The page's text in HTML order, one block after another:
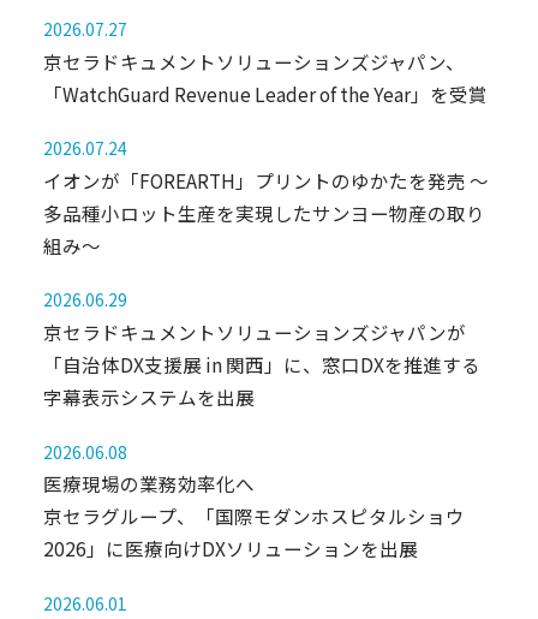
2026.07.27
京セラドキュメントソリューションズジャパン、
「WatchGuard Revenue Leader of the Year」を受賞
2026.07.24
イオンが「FOREARTH」プリントのゆかたを発売 ～
多品種小ロット生産を実現したサンヨー物産の取り
組み～
2026.06.29
京セラドキュメントソリューションズジャパンが
「自治体DX支援展 in 関西」に、窓口DXを推進する
字幕表示システムを出展
2026.06.08
医療現場の業務効率化へ
京セラグループ、「国際モダンホスピタルショウ
2026」に医療向けDXソリューションを出展
2026.06.01